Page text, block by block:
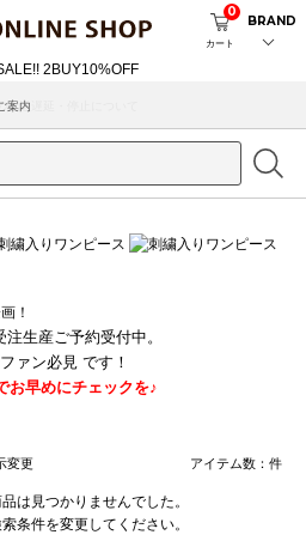
カート
0
BRAND
案内
！
生産ご予約受付中。
ァン必見 です！
お早めにチェックを♪
変更 アイテム数： 件
は見つかりませんでした。
条件を変更してください。